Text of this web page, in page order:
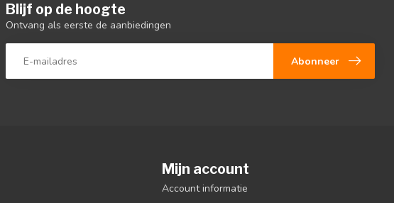
Blijf op de hoogte
Ontvang als eerste de aanbiedingen
Abonneer
Mijn account
Account informatie